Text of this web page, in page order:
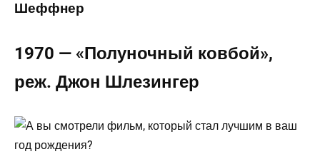
Шеффнер
1970 — «Полуночный ковбой»,
реж. Джон Шлезингер